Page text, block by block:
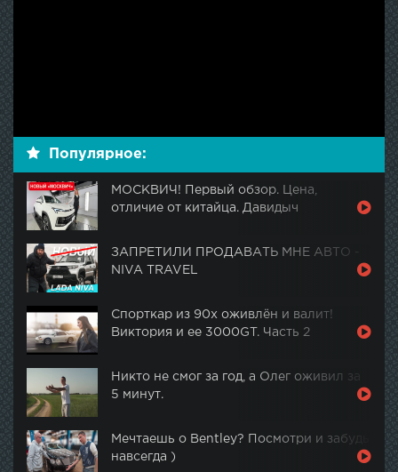
Популярное:
МОСКВИЧ! Первый обзор. Цена,
отличие от китайца. Давидыч
ЗАПРЕТИЛИ ПРОДАВАТЬ МНЕ АВТО -
NIVA TRAVEL
Спорткар из 90х оживлён и валит!
Виктория и ее 3000GT. Часть 2
Никто не смог за год, а Олег оживил за
5 минут.
Мечтаешь о Bentley? Посмотри и забудь
навсегда )